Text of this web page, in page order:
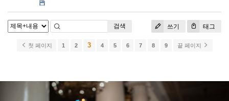
쓰기 태그
검색
첫 페이지 1 2 3 4 5 6 7 8 9 끝 페이지